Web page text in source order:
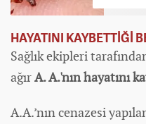
HAYATINI KAYBETTİĞİ
Sağlık ekipleri
ağırA. A.'nın hayatını
A.A.’nın cenazesi